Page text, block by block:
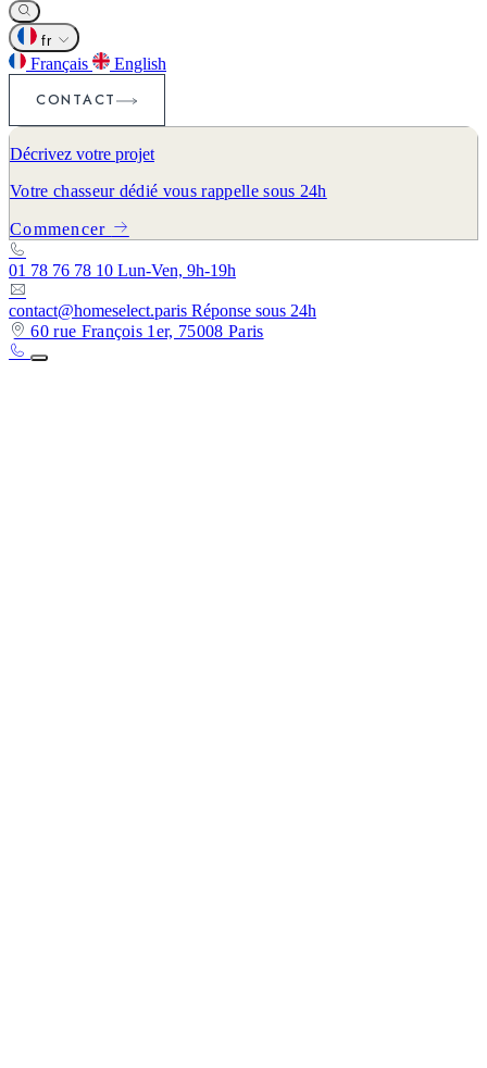
fr
Français
English
CONTACT
Décrivez votre projet
Votre chasseur dédié vous rappelle sous 24h
Commencer
01 78 76 78 10 Lun-Ven, 9h-19h
contact@homeselect.paris Réponse sous 24h
60 rue François 1er, 75008 Paris